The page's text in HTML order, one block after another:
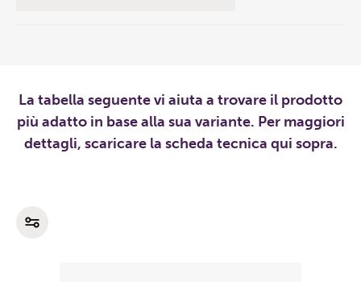
La tabella seguente vi aiuta a trovare il prodotto
più adatto in base alla sua variante. Per maggiori
dettagli, scaricare la scheda tecnica qui sopra.